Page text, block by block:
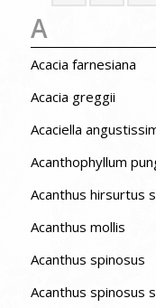
A
Acacia farnesiana
Acacia greggii
Acaciella
Acanthophyllum
Acanthus hirsurtus
Acanthus mollis
Acanthus spinosus
Acanthus spinosus